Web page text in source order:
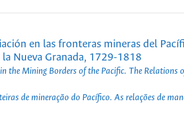
en las fronteras mineras del
Nueva Granada, 1729-1818
the Mining Borders of the Pacific. The Relations
de mineração do Pacífico. As relações de